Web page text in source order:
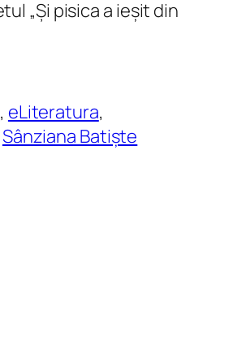
„Și pisica a ieșit din
, eLiteratura
Sânziana Batiște